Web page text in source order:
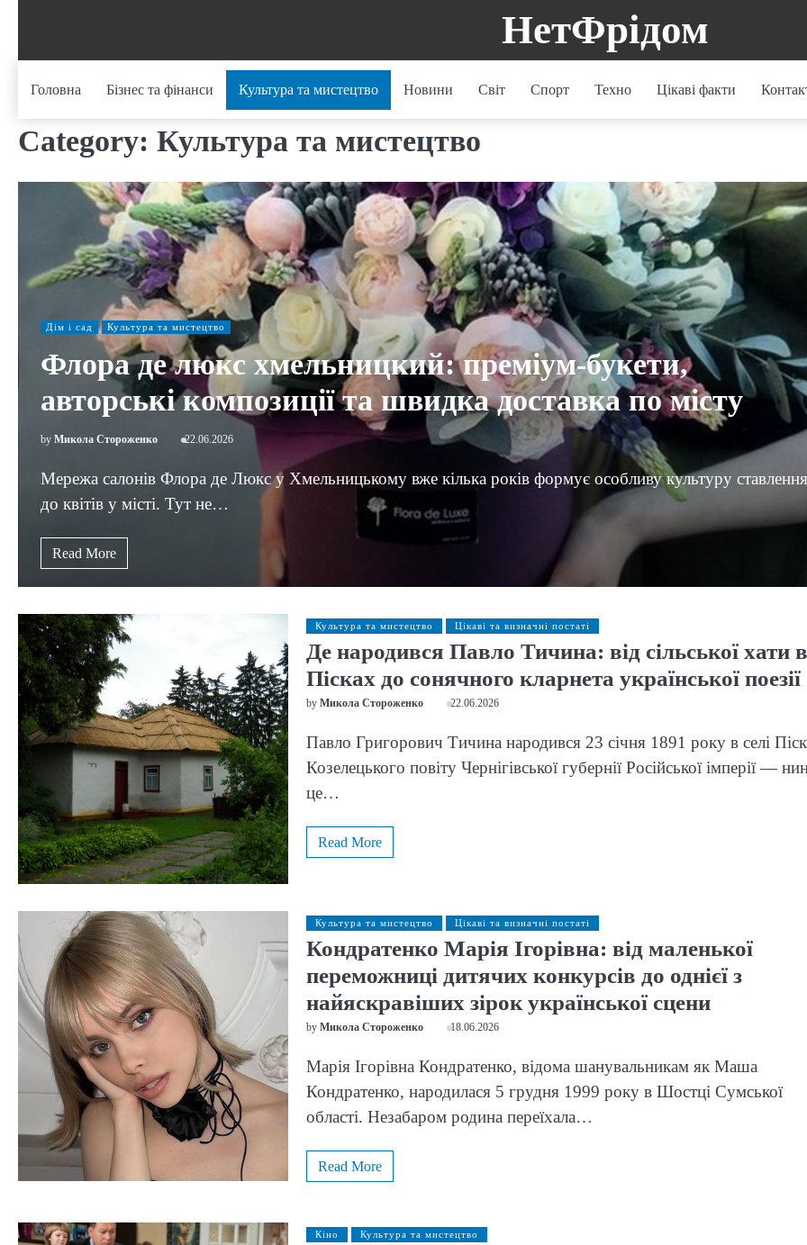
НетФрідом
Головна Бізнес та фінанси Культура та мистецтво Новини Світ Спорт Техно Цікаві факти
Category: Культура та мистецтво
Дім і сад Культура та мистецтво
Флора де люкс хмельницкий: преміум-букети,
авторські композиції та швидка доставка по місту
by Микола Стороженко 22.06.2026
Мережа салонів Флора де Люкс у Хмельницькому вже кілька років формує особливу культуру ставлення
до квітів у місті. Тут не…
Read More
Культура та мистецтво Цікаві та визначні постаті
Де народився Павло Тичина: від сільської хати в
Пісках до сонячного кларнета української поезії
by Микола Стороженко 22.06.2026
Павло Григорович Тичина народився 23 січня 1891 року в селі
Козелецького повіту Чернігівської губернії Російської імперії —
це…
Read More
Культура та мистецтво Цікаві та визначні постаті
Кондратенко Марія Ігорівна: від маленької
переможниці дитячих конкурсів до однієї з
найяскравіших зірок української сцени
by Микола Стороженко 18.06.2026
Марія Ігорівна Кондратенко, відома шанувальникам як Маша
Кондратенко, народилася 5 грудня 1999 року в Шостці Сумської
області. Незабаром родина переїхала…
Read More
Кіно Культура та мистецтво